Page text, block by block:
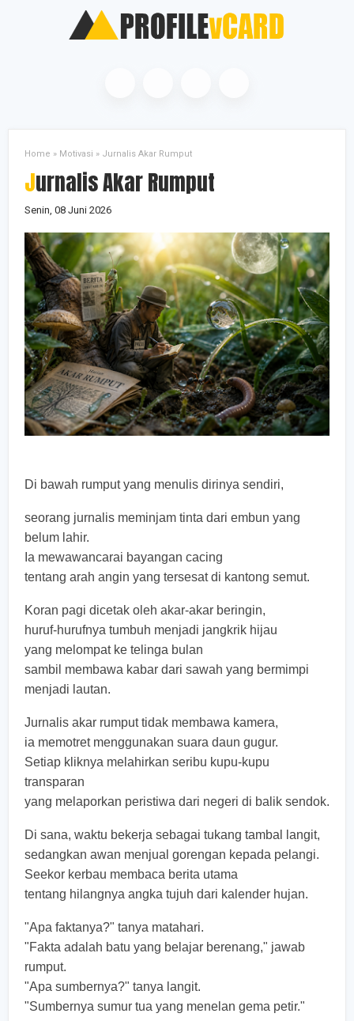
Home » Motivasi » Jurnalis Akar Rumput
Jurnalis Akar Rumput
Senin, 08 Juni 2026
Di bawah rumput yang menulis dirinya sendiri,
seorang jurnalis meminjam tinta dari embun yang
belum lahir.
Ia mewawancarai bayangan cacing
tentang arah angin yang tersesat di kantong semut.
Koran pagi dicetak oleh akar-akar beringin,
huruf-hurufnya tumbuh menjadi jangkrik hijau
yang melompat ke telinga bulan
sambil membawa kabar dari sawah yang bermimpi
menjadi lautan.
Jurnalis akar rumput tidak membawa kamera,
ia memotret menggunakan suara daun gugur.
Setiap kliknya melahirkan seribu kupu-kupu
transparan
yang melaporkan peristiwa dari negeri di balik sendok.
Di sana, waktu bekerja sebagai tukang tambal langit,
sedangkan awan menjual gorengan kepada pelangi.
Seekor kerbau membaca berita utama
tentang hilangnya angka tujuh dari kalender hujan.
"Apa faktanya?" tanya matahari.
"Fakta adalah batu yang belajar berenang," jawab
rumput.
"Apa sumbernya?" tanya langit.
"Sumbernya sumur tua yang menelan gema petir."